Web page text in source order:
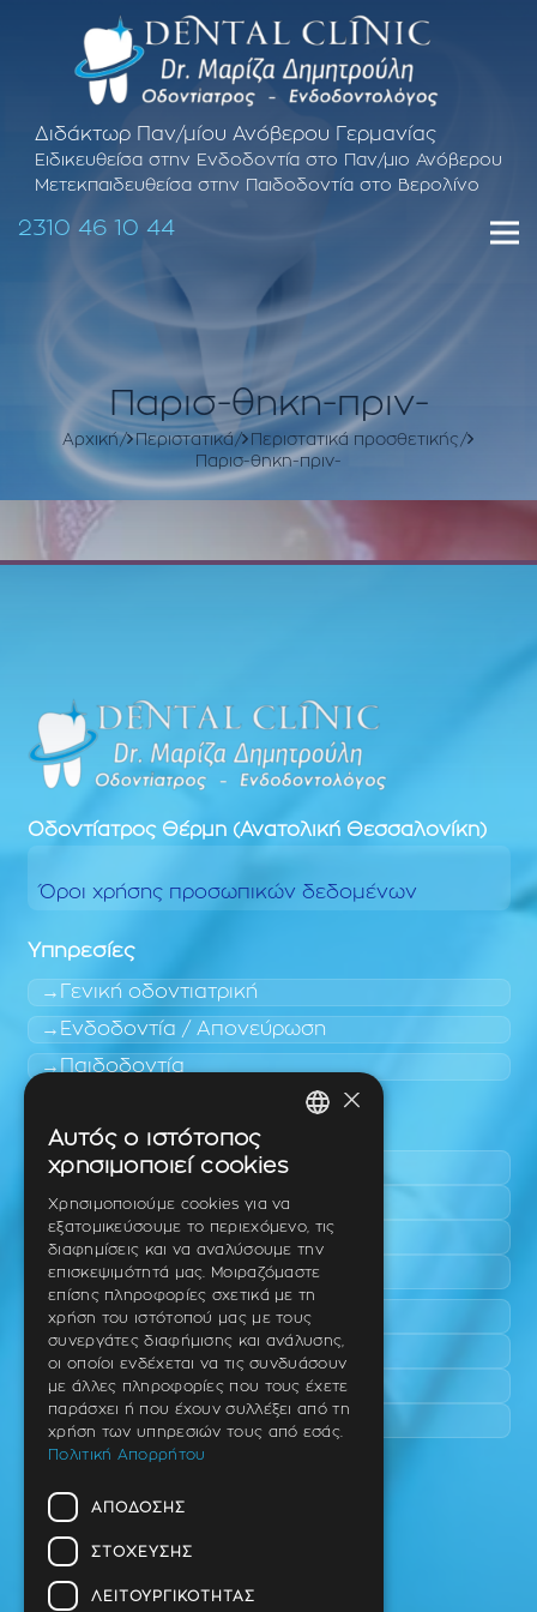
Διδάκτωρ Παν/μίου Ανόβερου Γερμανίας
Ειδικευθείσα στην Ενδοδοντία στο Παν/μιο Ανόβερου
Μετεκπαιδευθείσα στην Παιδοδοντία στο Βερολίνο
2310 46 10 44
Παρισ-θηκη-πριν-
Αρχική Περιστατικά
Περιστατικά προσθετικής
Παρισ-θηκη-πριν-
Οδοντίατρος Θέρμη (Ανατολική Θεσσαλονίκη)
Όροι χρήσης προσωπικών δεδομένων
Υπηρεσίες
Γενική οδοντιατρική
Ενδοδοντία / Απονεύρωση
Παιδοδοντία
Πυλαία
Τριάδι
Νέο Ρύσιο
Επανομή
Περαία
Καλαμαριά
Πανόραμα
Χαριλάου
Ταβάκη – Θ. Λίτσα 10 (γωνία),
Θέρμη – Θεσσαλονίκη
T.K 57001
×
Αυτός ο ιστότοπος
χρησιμοποιεί cookies
Χρησιμοποιούμε cookies για να
εξατομικεύσουμε το περιεχόμενο, τις
διαφημίσεις και να αναλύσουμε την
επισκεψιμότητά μας. Μοιραζόμαστε
επίσης πληροφορίες σχετικά με τη
χρήση του ιστότοπού μας με τους
συνεργάτες διαφήμισης και ανάλυσης,
οι οποίοι ενδέχεται να τις συνδυάσουν
με άλλες πληροφορίες που τους έχετε
παράσχει ή που έχουν συλλέξει από τη
χρήση των υπηρεσιών τους από εσάς.
Πολιτική Απορρήτου
ΑΠΌΔΟΣΗΣ
ΣΤΌΧΕΥΣΗΣ
ΛΕΙΤΟΥΡΓΙΚΌΤΗΤΑΣ